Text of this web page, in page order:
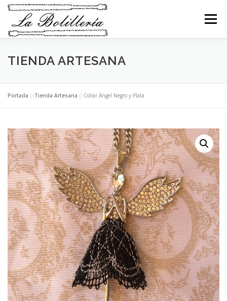
Saltar
contenido
Menú
INICIO ABANICOS BEBÉS
COLLARES PENDIENTES BROCHES
PULSERAS ANILLOS LLAVEROS RELIGIOSO
NAVIDAD MI CESTA
TIENDA ARTESANA
Portada »Tienda Artesana »Collar Ángel Negro y Plata